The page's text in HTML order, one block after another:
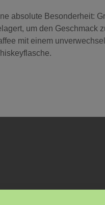
absolute Besonderheit:
um den Geschmack
mit einem